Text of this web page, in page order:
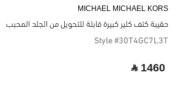
MICHAEL MICHAEL KORS
حقيبة كتف كلير كبيرة قابلة للتحويل من الجلد المحبب
Style #30T4GC7L3T
‎ ⃁ 1460 ‎